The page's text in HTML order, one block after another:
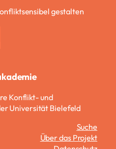
gestalten
Konflikt- und
Universität Bielefeld
Suche
Über das Projekt